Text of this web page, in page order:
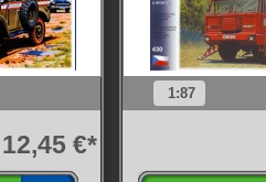
12,45 €*
1:87